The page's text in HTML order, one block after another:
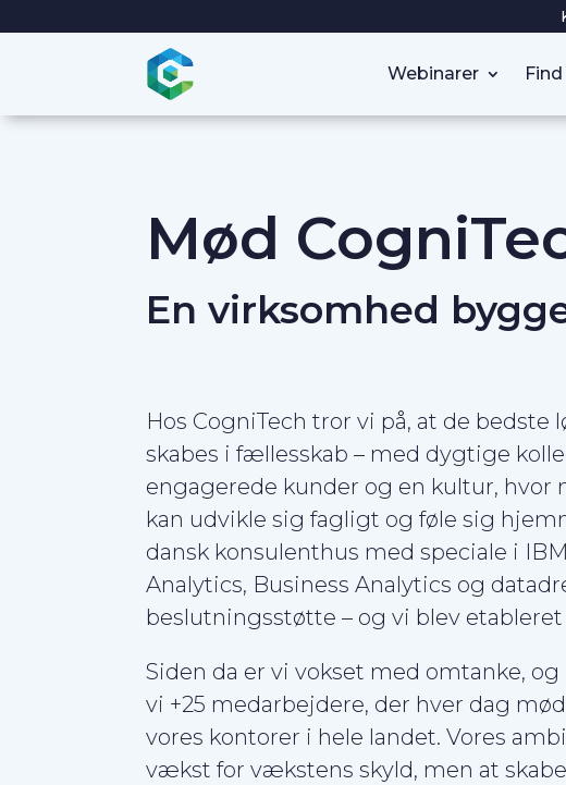
Webinarer
Mød
En virksomhed
Hos CogniTech tror vi på, at de bedste
skabes i fællesskab – med dygtige
engagerede kunder og en kultur, hvor
kan udvikle sig fagligt og føle sig
dansk konsulenthus med speciale i
Analytics, Business Analytics og
beslutningsstøtte – og vi blev etableret
Siden da er vi vokset med omtanke,
vi +25 medarbejdere, der hver dag
vores kontorer i hele landet. Vores
vækst for vækstens skyld, men at